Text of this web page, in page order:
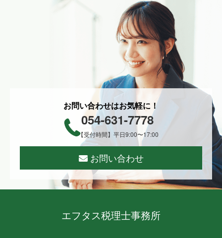
お問い合わせはお気軽に！
054-631-7778
【受付時間】平日9:00〜17:00
お問い合わせ
エフタス税理士事務所